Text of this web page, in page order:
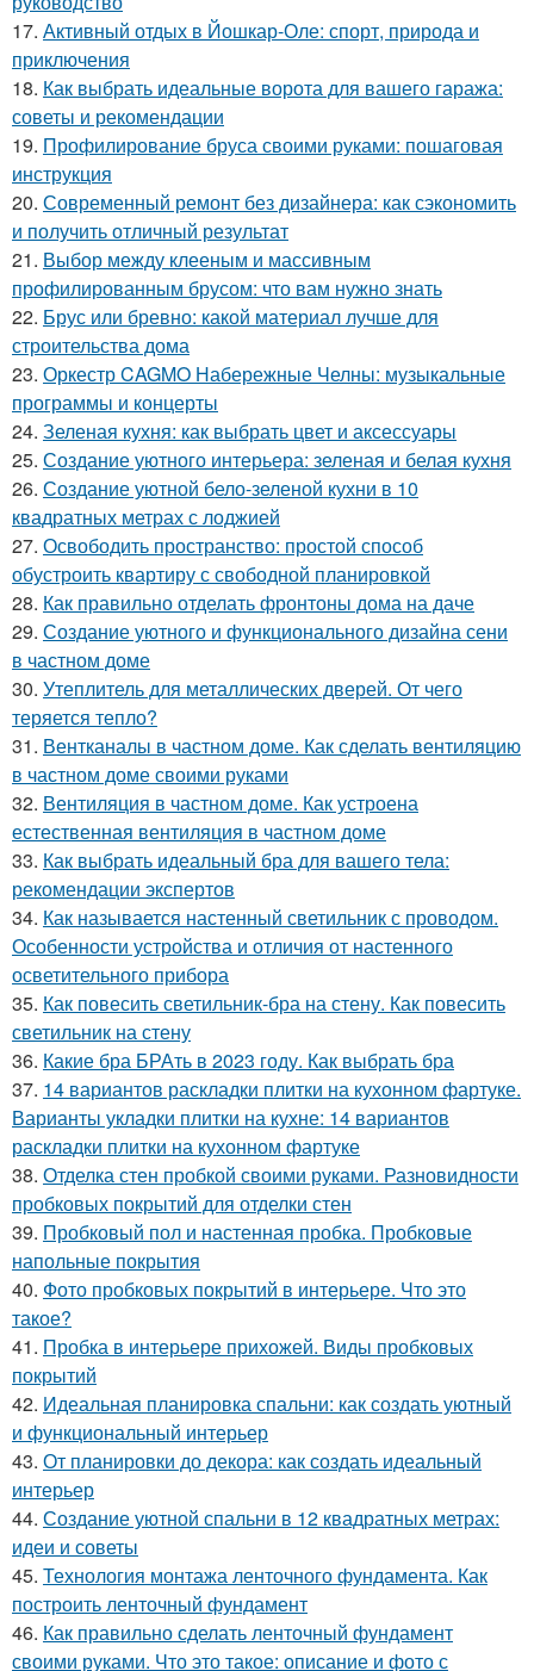
17. Активный отдых в Йошкар-Оле: спорт, природа и
приключения
18. Как выбрать идеальные ворота для вашего гаража:
советы и рекомендации
19. Профилирование бруса своими руками: пошаговая
инструкция
20. Современный ремонт без дизайнера: как сэкономить
и получить отличный результат
21. Выбор между клееным и массивным
профилированным брусом: что вам нужно знать
22. Брус или бревно: какой материал лучше для
строительства дома
23. Оркестр CAGMO Набережные Челны: музыкальные
программы и концерты
24. Зеленая кухня: как выбрать цвет и аксессуары
25. Создание уютного интерьера: зеленая и белая кухня
26. Создание уютной бело-зеленой кухни в 10
квадратных метрах с лоджией
27. Освободить пространство: простой способ
обустроить квартиру с свободной планировкой
28. Как правильно отделать фронтоны дома на даче
29. Создание уютного и функционального дизайна сени
в частном доме
30. Утеплитель для металлических дверей. От чего
теряется тепло?
31. Вентканалы в частном доме. Как сделать вентиляцию
в частном доме своими руками
32. Вентиляция в частном доме. Как устроена
естественная вентиляция в частном доме
33. Как выбрать идеальный бра для вашего тела:
рекомендации экспертов
34. Как называется настенный светильник с проводом.
Особенности устройства и отличия от настенного
осветительного прибора
35. Как повесить светильник-бра на стену. Как повесить
светильник на стену
36. Какие бра БРАть в 2023 году. Как выбрать бра
37. 14 вариантов раскладки плитки на кухонном фартуке.
Варианты укладки плитки на кухне: 14 вариантов
раскладки плитки на кухонном фартуке
38. Отделка стен пробкой своими руками. Разновидности
пробковых покрытий для отделки стен
39. Пробковый пол и настенная пробка. Пробковые
напольные покрытия
40. Фото пробковых покрытий в интерьере. Что это
такое?
41. Пробка в интерьере прихожей. Виды пробковых
покрытий
42. Идеальная планировка спальни: как создать уютный
и функциональный интерьер
43. От планировки до декора: как создать идеальный
интерьер
44. Создание уютной спальни в 12 квадратных метрах:
идеи и советы
45. Технология монтажа ленточного фундамента. Как
построить ленточный фундамент
46. Как правильно сделать ленточный фундамент
своими руками. Что это такое: описание и фото с